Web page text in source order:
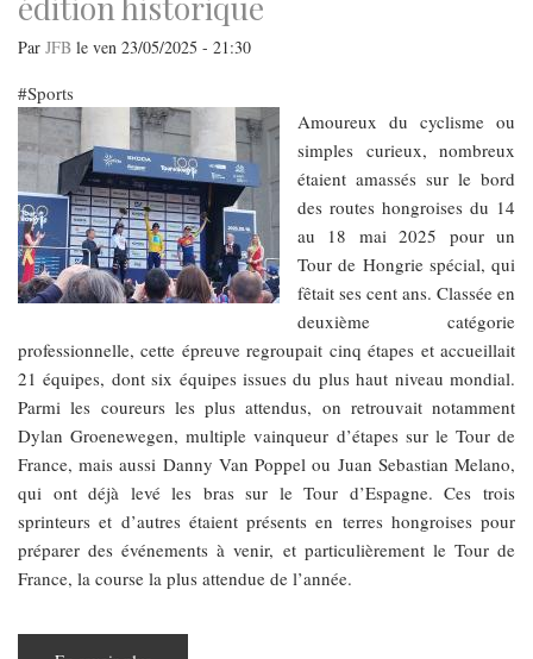
Par JFB le ven 23/05/2025 - 21:30
Sports
​​​​​​​Amoureux du cyclisme ou
simples curieux, nombreux
étaient amassés sur le bord
des routes hongroises du 14
au 18 mai 2025 pour un
Tour de Hongrie spécial, qui
fêtait ses cent ans. Classée en
deuxième catégorie
professionnelle, cette épreuve regroupait cinq étapes et accueillait
21 équipes, dont six équipes issues du plus haut niveau mondial.
Parmi les coureurs les plus attendus, on retrouvait notamment
Dylan Groenewegen, multiple vainqueur d’étapes sur le Tour de
France, mais aussi Danny Van Poppel ou Juan Sebastian Melano,
qui ont déjà levé les bras sur le Tour d’Espagne. Ces trois
sprinteurs et d’autres étaient présents en terres hongroises pour
préparer des événements à venir, et particulièrement le Tour de
France, la course la plus attendue de l’année.